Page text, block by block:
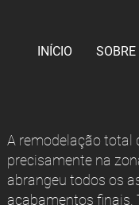
INÍCIO SOBRE
A remodelação total
precisamente na
abrangeu todos os
acabamentos finais.